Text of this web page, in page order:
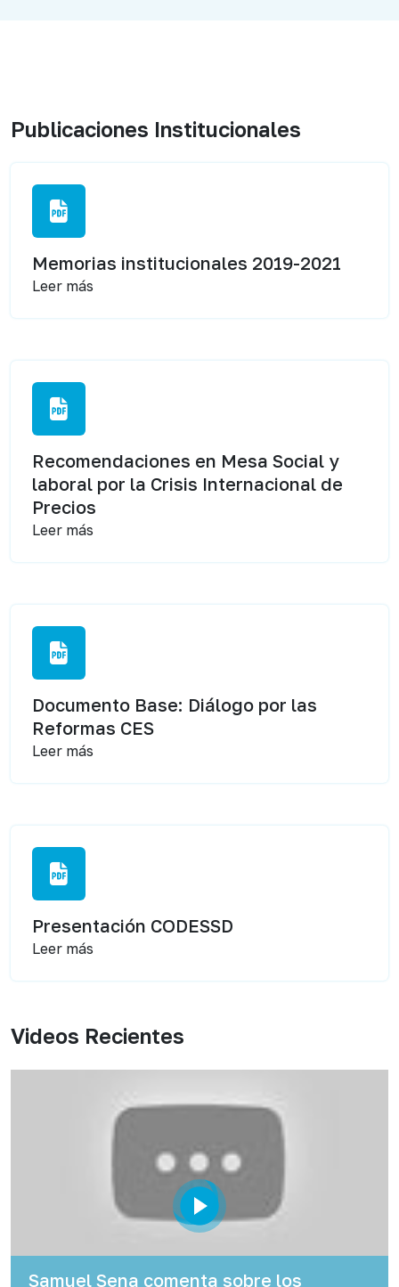
Publicaciones Institucionales
Memorias institucionales 2019-2021
Leer más
Recomendaciones en Mesa Social y
laboral por la Crisis Internacional de
Precios
Leer más
Documento Base: Diálogo por las
Reformas CES
Leer más
Presentación CODESSD
Leer más
Videos Recientes
Samuel Sena comenta sobre los